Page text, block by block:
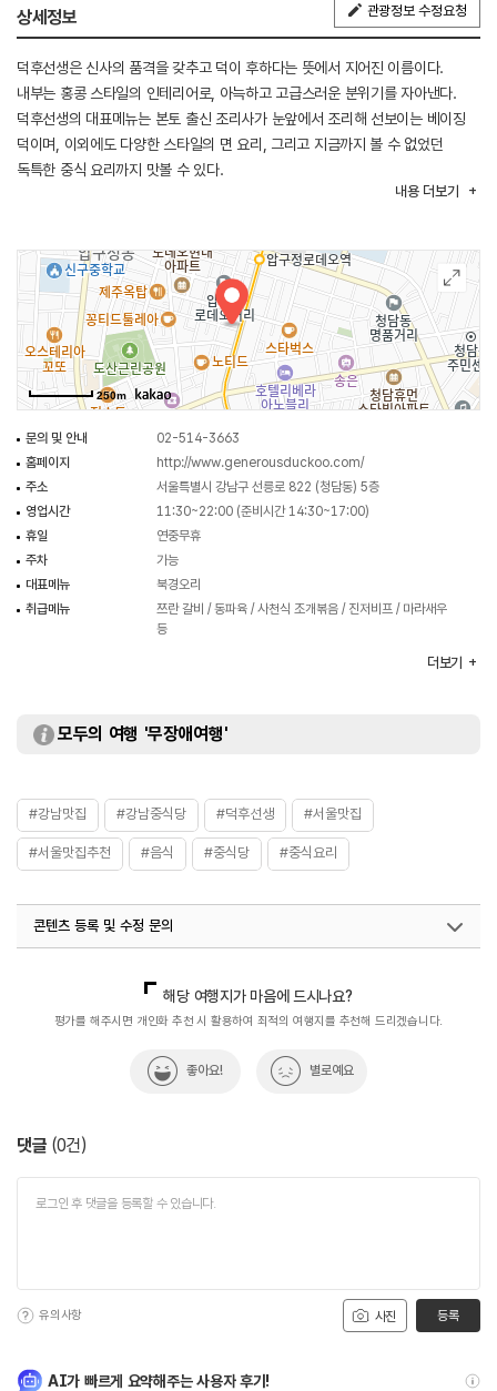
상세정보 관광정보 수정요청
덕후선생은 신사의 품격을 갖추고 덕이 후하다는 뜻에서 지어진 이름이다.
내부는 홍콩 스타일의 인테리어로, 아늑하고 고급스러운 분위기를 자아낸다.
덕후선생의 대표메뉴는 본토 출신 조리사가 눈앞에서 조리해 선보이는 베이징
덕이며, 이외에도 다양한 스타일의 면 요리, 그리고 지금까지 볼 수 없었던
독특한 중식 요리까지 맛볼 수 있다.
내용 더보기
250m
문의 및 안내
02-514-3663
홈페이지
http://www.generousduckoo.com/
주소
서울특별시 강남구 선릉로 822 (청담동) 5층
영업시간
11:30~22:00 (준비시간 14:30~17:00)
휴일
연중무휴
주차
가능
대표메뉴
북경오리
취급메뉴
쯔란 갈비 / 동파육 / 사천식 조개볶음 / 진저비프 / 마라새우
등
더보기
모두의 여행 '무장애여행'
#강남맛집 #강남중식당 #덕후선생 #서울맛집
#서울맛집추천 #음식 #중식당 #중식요리
콘텐츠 등록 및 수정 문의
해당 여행지가 마음에 드시나요?
평가를 해주시면 개인화 추천 시 활용하여 최적의 여행지를 추천해 드리겠습니다.
좋아요! 별로예요
댓글 (0건)
사진
유의사항 등록
AI가 빠르게 요약해주는 사용자 후기!